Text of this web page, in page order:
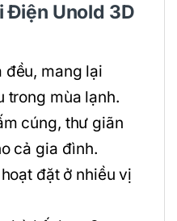
Điện Unold 3D
đều, mang lại
trong mùa lạnh.
cúng, thư giãn
cả gia đình.
đặt ở nhiều vị